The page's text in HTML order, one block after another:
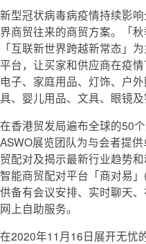
新型冠状病毒病疫情持续影
界商贸往来的商贸方案。「
「互联新世界跨越新常态」
平台，让买家和供应商在疫
电子、家庭用品、灯饰、户
具、婴儿用品、文具、眼镜及
在香港贸发局遍布全球的50
ASWO展览团队为与会者提
贸配对及揭示最新行业趋势
智能商贸配对平台「商对易
供备有会议安排、实时聊天
网上自助服务。
在2020年11月16日展开无忧